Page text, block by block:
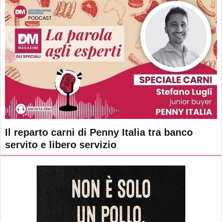
Il reparto carni di Penny Italia tra banco
servito e libero servizio